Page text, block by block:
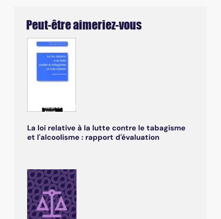
Peut-être aimeriez-vous
La loi relative à la lutte contre le tabagisme
et l'alcoolisme : rapport d'évaluation